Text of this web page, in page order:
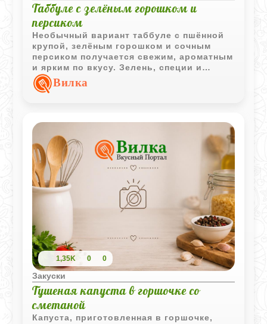
Таббуле с зелёным горошком и
персиком
Необычный вариант таббуле с пшённой
крупой, зелёным горошком и сочным
персиком получается свежим, ароматным
и ярким по вкусу. Зелень, специи и
оливковое масло делают салат
насыщенным и хорошо
Вилка
1,35K 0 0
Закуски
Тушеная капуста в горшочке со
сметаной
Капуста, приготовленная в горшочке,